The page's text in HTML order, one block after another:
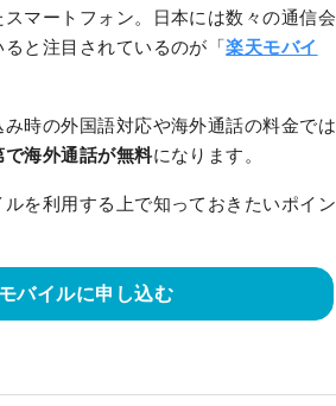
マートフォン。日本には数々の通信会
と注目されているのが「楽天モバイ
時の外国語対応や海外通話の料金では
で海外通話が無料になります。
を利用する上で知っておきたいポイン
バイルに申し込む